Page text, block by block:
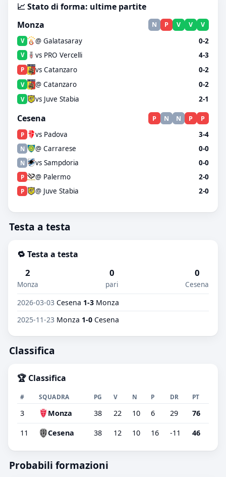
📈 Stato di forma: ultime partite
Monza
N P V V V
V @ Galatasaray 0-2
V vs PRO Vercelli 4-3
P vs Catanzaro 0-2
V @ Catanzaro 0-2
V vs Juve Stabia 2-1
Cesena P N N P P
P vs Padova 3-4
N @ Carrarese 0-0
N vs Sampdoria 0-0
P @ Palermo 2-0
P @ Juve Stabia 2-0
Testa a testa
🔁 Testa a testa
2
Monza
0
pari
0
Cesena
2026-03-03 Cesena 1-3 Monza
2025-11-23 Monza 1-0 Cesena
Classifica
🏆 Classifica
# SQUADRA PG V N P DR PT
3 Monza 38 22 10 6 29 76
11 Cesena 38 12 10 16 -11 46
Probabili formazioni